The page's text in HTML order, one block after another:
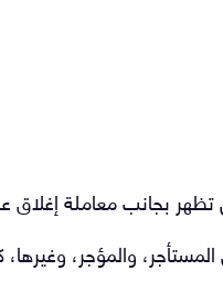
تظهر بجانب معاملة إغلاق
وغيرها، كما ستظهر